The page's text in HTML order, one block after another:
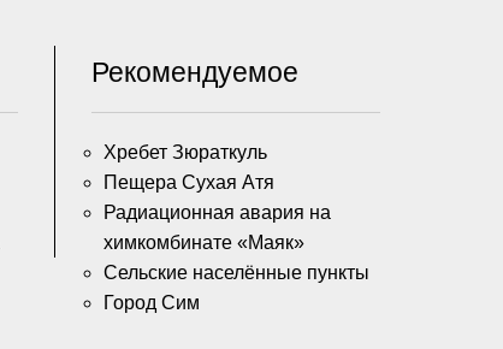
Рекомендуемое
Хребет Зюраткуль
Пещера Сухая Атя
Радиационная авария на
химкомбинате «Маяк»
Сельские населённые пункты
Город Сим